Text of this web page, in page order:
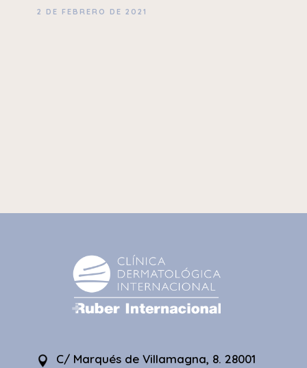
2 DE FEBRERO DE 2021
C/ Marqués de Villamagna, 8. 28001